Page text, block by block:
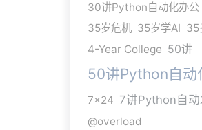
30讲Python自动化办公
35岁危机 35岁学AI 35
4-Year College 50讲
50讲Python自动
7x24 7讲Python自动
@overload